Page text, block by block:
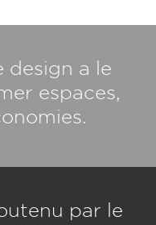
design a le
espaces,
par le